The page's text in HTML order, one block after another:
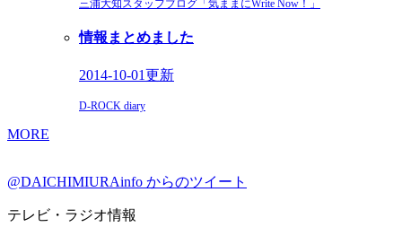
三浦大知スタッフブログ「気ままにWrite Now！」
情報まとめました
2014-10-01更新
D-ROCK diary
MORE
@DAICHIMIURAinfo からのツイート
テレビ・ラジオ情報